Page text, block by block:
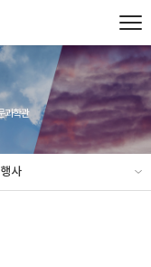
과학관
사